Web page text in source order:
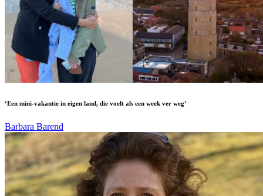
‘Een mini-vakantie in eigen land, die voelt als een week ver weg’
Barbara Barend